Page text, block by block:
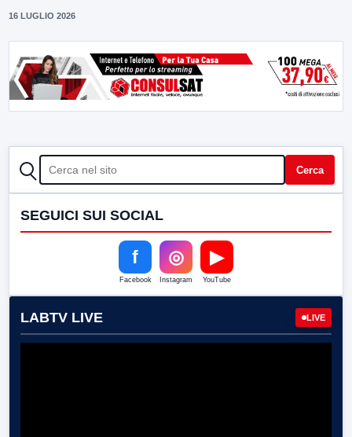
16 LUGLIO 2026
CERCA Cerca
SEGUICI SUI SOCIAL
f
Facebook
◎
Instagram
▶
YouTube
LABTV LIVE LIVE